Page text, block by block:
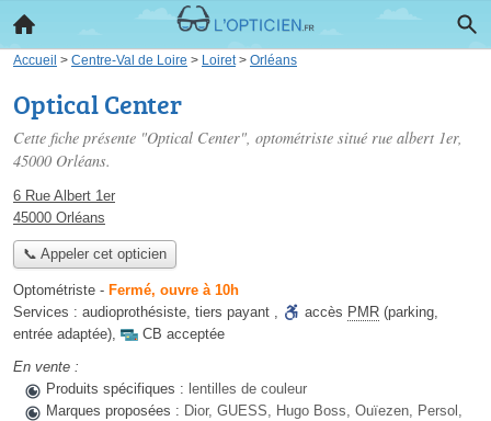
Accueil > Centre-Val de Loire > Loiret> Orléans
Optical Center
Cette fiche présente "Optical Center", optométriste situé rue albert 1er,
45000 Orléans.
6 Rue Albert 1er
45000 Orléans
📞 Appeler cet opticien
Optométriste - Fermé, ouvre à 10h
Services : audioprothésiste, tiers payant , accès PMR (parking,
entrée adaptée),
CB acceptée
En vente :
Produits spécifiques : lentilles de couleur
Marques proposées : Dior, GUESS, Hugo Boss, Ouïezen, Persol,